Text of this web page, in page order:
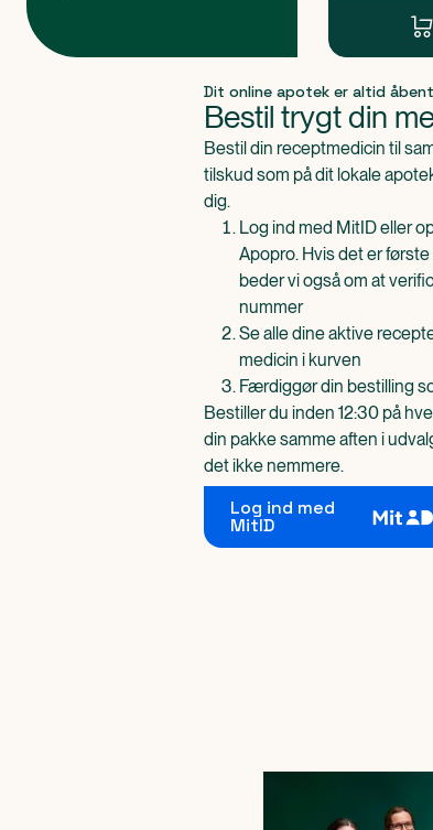
Dit online apotek er altid åbent
Bestil trygt din
Bestil din receptmedicin til
tilskud som på dit lokale
dig.
Log ind med MitID eller
Apopro. Hvis det er
beder vi også om at
nummer
Se alle dine aktive
medicin i kurven
Færdiggør din bestilling
Bestiller du inden 12:30 på
din pakke samme aften i
det ikke nemmere.
Log ind med
MitID